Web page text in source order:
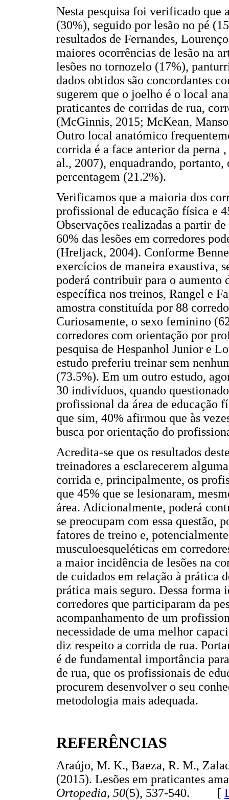
Nesta pesquisa foi verificado que
(30%), seguido por lesão no pé
resultados de Fernandes,
maiores ocorrências de lesão na
lesões no tornozelo (17%),
dados obtidos são concordantes
sugerem que o joelho é o local
praticantes de corridas de rua,
(McGinnis, 2015; McKean,
Outro local anatómico
corrida é a face anterior da perna
al., 2007), enquadrando, portanto,
percentagem (21.2%).
Verificamos que a maioria dos
profissional de educação física e
Observações realizadas a partir
60% das lesões em corredores
(Hreljack, 2004). Conforme
exercícios de maneira exaustiva,
poderá contribuir para o aumento
específica nos treinos, Rangel e
amostra constituída por 88
Curiosamente, o sexo feminino
corredores com orientação por
pesquisa de Hespanhol Junior e
estudo preferiu treinar sem
(73.5%). Em um outro estudo,
30 indivíduos, quando
profissional da área de educação
que sim, 40% afirmou que às
busca por orientação do
Acredita-se que os resultados
treinadores a esclarecerem
corrida e, principalmente, os
que 45% que se lesionaram,
área. Adicionalmente, poderá
se preocupam com essa questão,
fatores de treino e,
musculoesqueléticas em
a maior incidência de lesões na
de cuidados em relação à prática
prática mais seguro. Dessa forma
corredores que participaram da
acompanhamento de um
necessidade de uma melhor
diz respeito a corrida de rua.
é de fundamental importância
de rua, que os profissionais de
procurem desenvolver o seu
metodologia mais adequada.
REFERÊNCIAS
Araújo, M. K., Baeza, R. M.,
(2015). Lesões em praticantes
Ortopedia, 50(5), 537-540. [